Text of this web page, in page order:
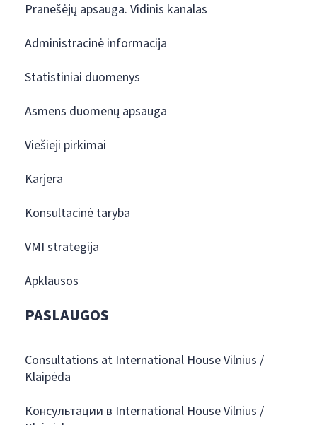
Pranešėjų apsauga. Vidinis kanalas
Administracinė informacija
Statistiniai duomenys
Asmens duomenų apsauga
Viešieji pirkimai
Karjera
Konsultacinė taryba
VMI strategija
Apklausos
PASLAUGOS
Consultations at International House Vilnius /
Klaipėda
Консультации в International House Vilnius /